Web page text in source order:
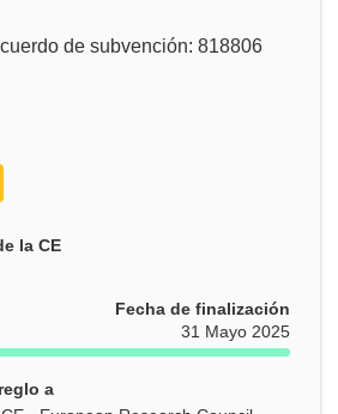
de subvención: 818806
la CE
Fecha de finalización
31 Mayo 2025
a